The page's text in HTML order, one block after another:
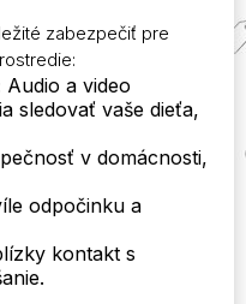
zabezpečiť pre
Audio a video
sledovať vaše dieťa,
v domácnosti,
odpočinku a
kontakt s